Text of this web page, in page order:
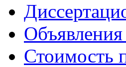
Стоимость